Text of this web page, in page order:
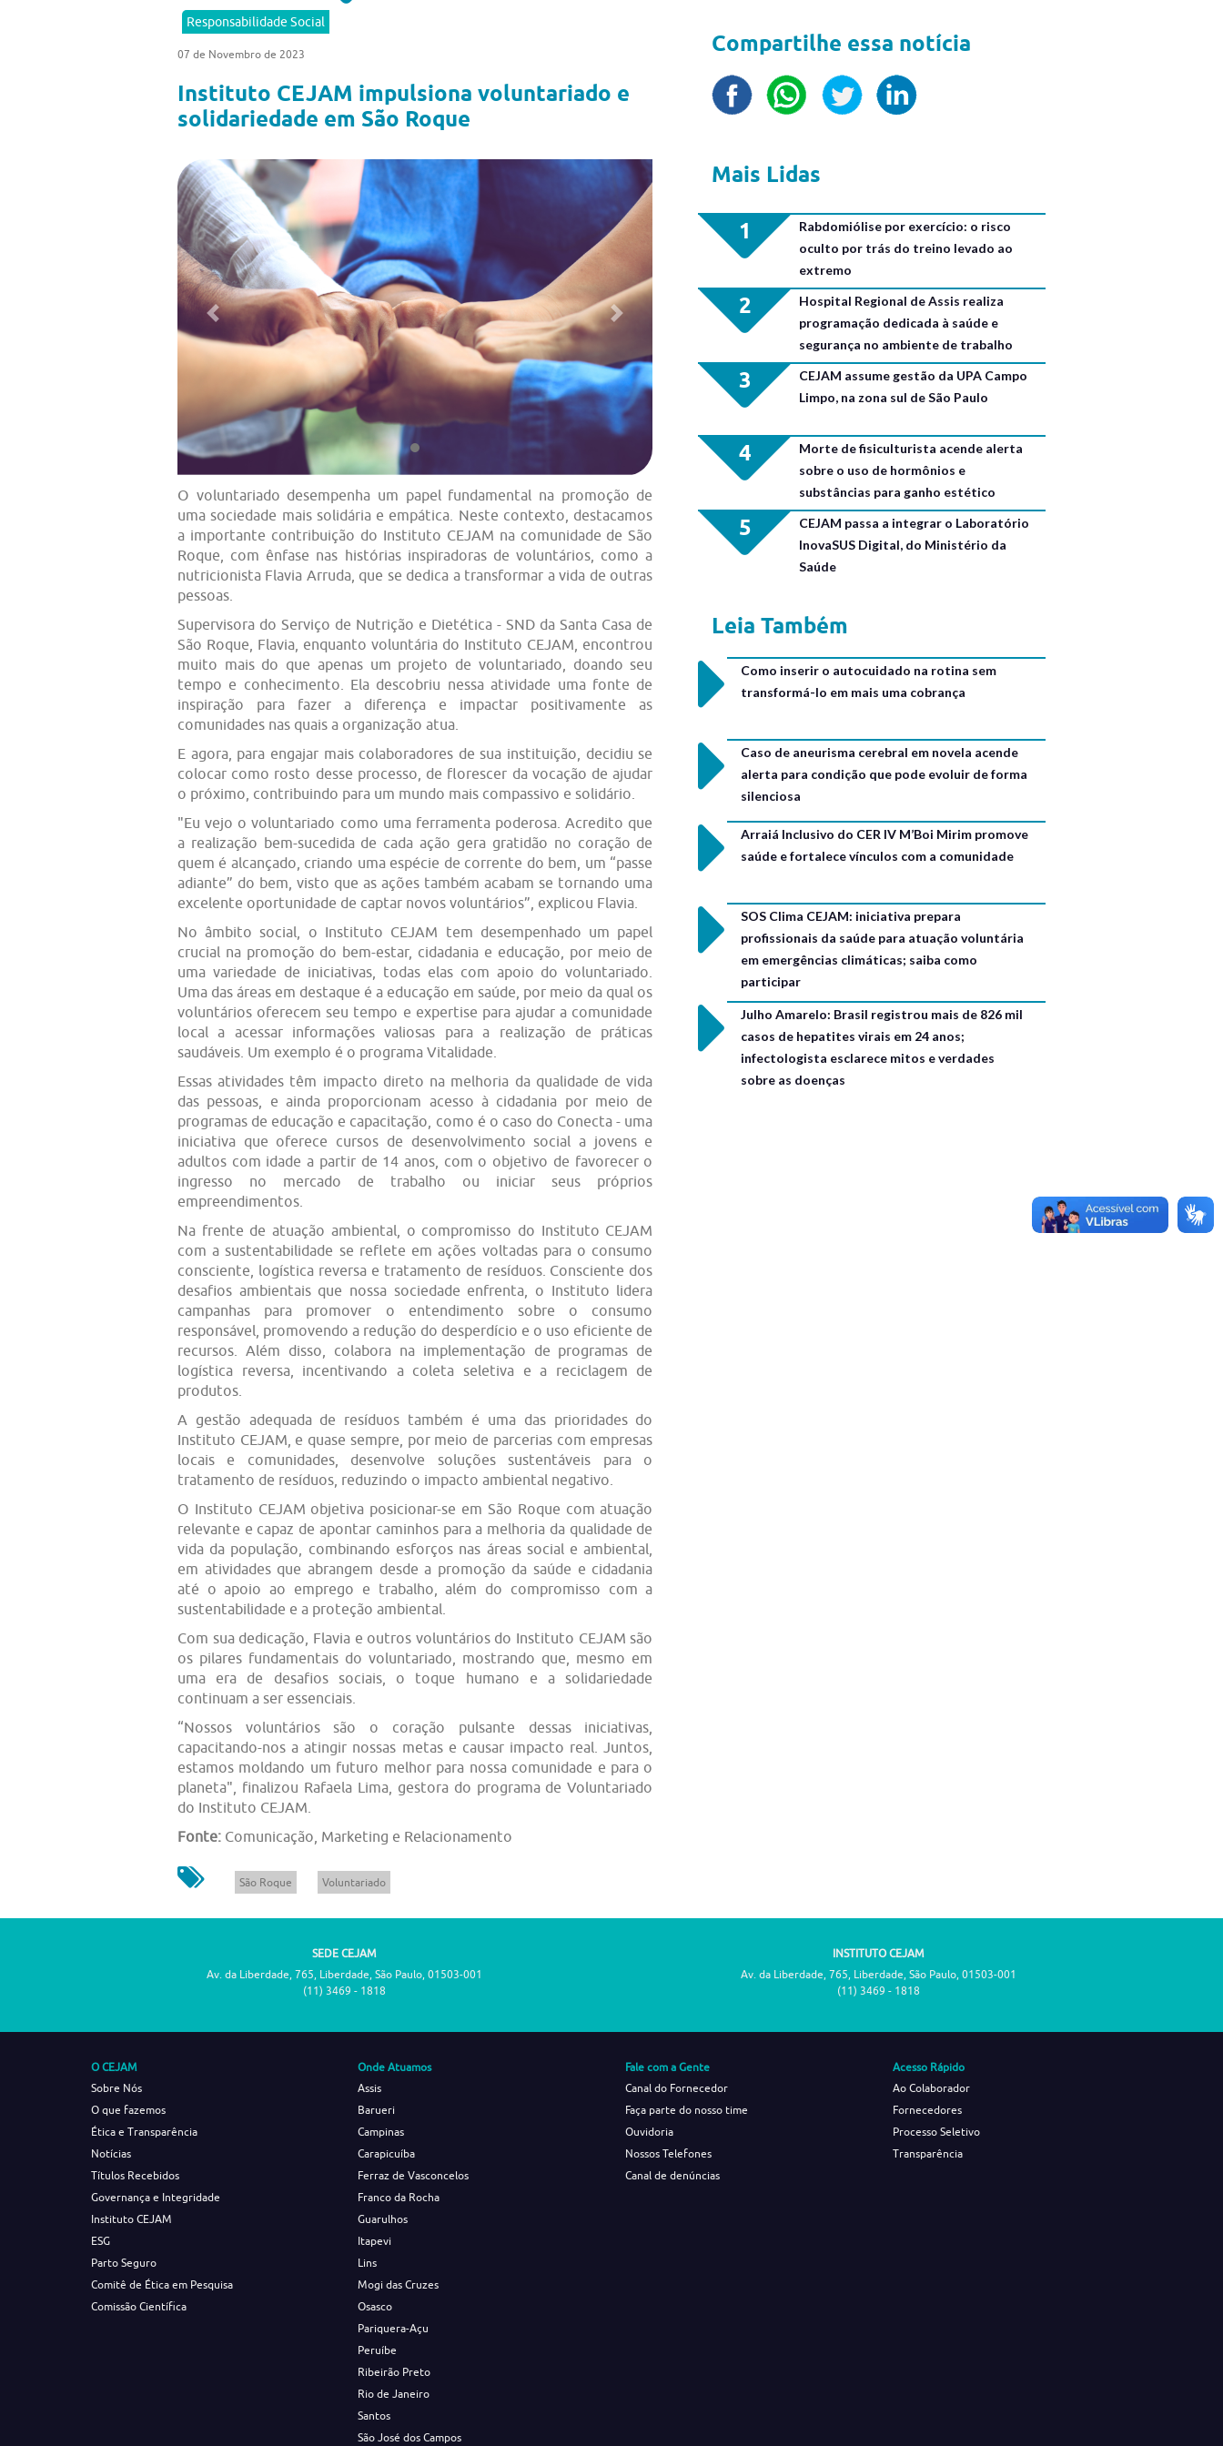
Responsabilidade Social
07 de Novembro de 2023
Instituto CEJAM impulsiona voluntariado e
solidariedade em São Roque
Previous Next
O voluntariado desempenha um papel fundamental na promoção de
uma sociedade mais solidária e empática. Neste contexto, destacamos
a importante contribuição do Instituto CEJAM na comunidade de São
Roque, com ênfase nas histórias inspiradoras de voluntários, como a
nutricionista Flavia Arruda, que se dedica a transformar a vida de outras
pessoas.
Supervisora do Serviço de Nutrição e Dietética - SND da Santa Casa de
São Roque, Flavia, enquanto voluntária do Instituto CEJAM, encontrou
muito mais do que apenas um projeto de voluntariado, doando seu
tempo e conhecimento. Ela descobriu nessa atividade uma fonte de
inspiração para fazer a diferença e impactar positivamente as
comunidades nas quais a organização atua.
E agora, para engajar mais colaboradores de sua instituição, decidiu se
colocar como rosto desse processo, de florescer da vocação de ajudar
o próximo, contribuindo para um mundo mais compassivo e solidário.
"Eu vejo o voluntariado como uma ferramenta poderosa. Acredito que
a realização bem-sucedida de cada ação gera gratidão no coração de
quem é alcançado, criando uma espécie de corrente do bem, um “passe
adiante” do bem, visto que as ações também acabam se tornando uma
excelente oportunidade de captar novos voluntários”, explicou Flavia.
No âmbito social, o Instituto CEJAM tem desempenhado um papel
crucial na promoção do bem-estar, cidadania e educação, por meio de
uma variedade de iniciativas, todas elas com apoio do voluntariado.
Uma das áreas em destaque é a educação em saúde, por meio da qual os
voluntários oferecem seu tempo e expertise para ajudar a comunidade
local a acessar informações valiosas para a realização de práticas
saudáveis. Um exemplo é o programa Vitalidade.
Essas atividades têm impacto direto na melhoria da qualidade de vida
das pessoas, e ainda proporcionam acesso à cidadania por meio de
programas de educação e capacitação, como é o caso do Conecta - uma
iniciativa que oferece cursos de desenvolvimento social a jovens e
adultos com idade a partir de 14 anos, com o objetivo de favorecer o
ingresso no mercado de trabalho ou iniciar seus próprios
empreendimentos.
Na frente de atuação ambiental, o compromisso do Instituto CEJAM
com a sustentabilidade se reflete em ações voltadas para o consumo
consciente, logística reversa e tratamento de resíduos. Consciente dos
desafios ambientais que nossa sociedade enfrenta, o Instituto lidera
campanhas para promover o entendimento sobre o consumo
responsável, promovendo a redução do desperdício e o uso eficiente de
recursos. Além disso, colabora na implementação de programas de
logística reversa, incentivando a coleta seletiva e a reciclagem de
produtos.
A gestão adequada de resíduos também é uma das prioridades do
Instituto CEJAM, e quase sempre, por meio de parcerias com empresas
locais e comunidades, desenvolve soluções sustentáveis para o
tratamento de resíduos, reduzindo o impacto ambiental negativo.
O Instituto CEJAM objetiva posicionar-se em São Roque com atuação
relevante e capaz de apontar caminhos para a melhoria da qualidade de
vida da população, combinando esforços nas áreas social e ambiental,
em atividades que abrangem desde a promoção da saúde e cidadania
até o apoio ao emprego e trabalho, além do compromisso com a
sustentabilidade e a proteção ambiental.
Com sua dedicação, Flavia e outros voluntários do Instituto CEJAM são
os pilares fundamentais do voluntariado, mostrando que, mesmo em
uma era de desafios sociais, o toque humano e a solidariedade
continuam a ser essenciais.
“Nossos voluntários são o coração pulsante dessas iniciativas,
capacitando-nos a atingir nossas metas e causar impacto real. Juntos,
estamos moldando um futuro melhor para nossa comunidade e para o
planeta", finalizou Rafaela Lima, gestora do programa de Voluntariado
do Instituto CEJAM.
Fonte: Comunicação, Marketing e Relacionamento
São Roque Voluntariado
Compartilhe essa notícia
Mais Lidas
1
Rabdomiólise por exercício: o risco
oculto por trás do treino levado ao
extremo
2
Hospital Regional de Assis realiza
programação dedicada à saúde e
segurança no ambiente de trabalho
3
CEJAM assume gestão da UPA Campo
Limpo, na zona sul de São Paulo
4
Morte de fisiculturista acende alerta
sobre o uso de hormônios e
substâncias para ganho estético
5
CEJAM passa a integrar o Laboratório
InovaSUS Digital, do Ministério da
Saúde
Leia Também
Como inserir o autocuidado na rotina sem
transformá-lo em mais uma cobrança
Caso de aneurisma cerebral em novela acende
alerta para condição que pode evoluir de forma
silenciosa
Arraiá Inclusivo do CER IV M’Boi Mirim promove
saúde e fortalece vínculos com a comunidade
SOS Clima CEJAM: iniciativa prepara
profissionais da saúde para atuação voluntária
em emergências climáticas; saiba como
participar
Julho Amarelo: Brasil registrou mais de 826 mil
casos de hepatites virais em 24 anos;
infectologista esclarece mitos e verdades
sobre as doenças
SEDE CEJAM
Av. da Liberdade, 765, Liberdade, São Paulo, 01503-001
(11) 3469 - 1818
INSTITUTO CEJAM
Av. da Liberdade, 765, Liberdade, São Paulo, 01503-001
(11) 3469 - 1818
O CEJAM
Sobre Nós
O que fazemos
Ética e Transparência
Notícias
Títulos Recebidos
Governança e Integridade
Instituto CEJAM
ESG
Parto Seguro
Comitê de Ética em Pesquisa
Comissão Científica
Onde Atuamos
Assis
Barueri
Campinas
Carapicuíba
Ferraz de Vasconcelos
Franco da Rocha
Guarulhos
Itapevi
Lins
Mogi das Cruzes
Osasco
Pariquera-Açu
Peruíbe
Ribeirão Preto
Rio de Janeiro
Santos
São José dos Campos
Fale com a Gente
Canal do Fornecedor
Faça parte do nosso time
Ouvidoria
Nossos Telefones
Canal de denúncias
Acesso Rápido
Ao Colaborador
Fornecedores
Processo Seletivo
Transparência